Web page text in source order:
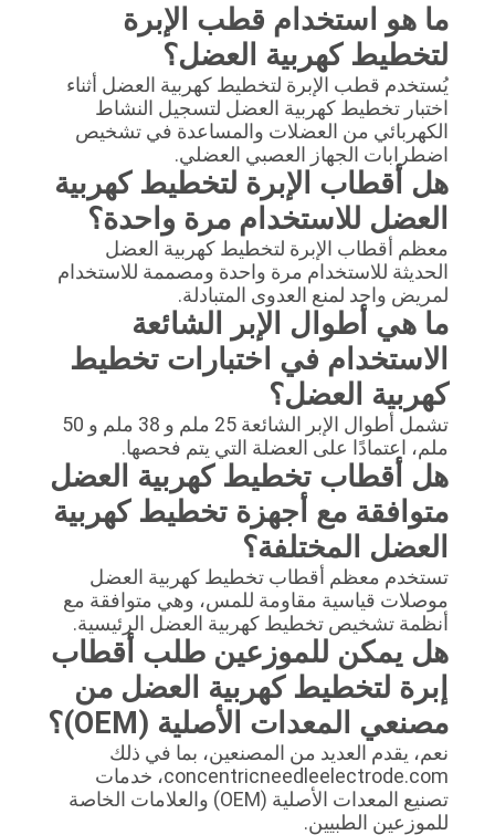
ما هو استخدام قطب الإبرة
لتخطيط كهربية العضل؟
يُستخدم قطب الإبرة لتخطيط كهربية العضل أثناء
اختبار تخطيط كهربية العضل لتسجيل النشاط
الكهربائي من العضلات والمساعدة في تشخيص
اضطرابات الجهاز العصبي العضلي.
هل أقطاب الإبرة لتخطيط كهربية
العضل للاستخدام مرة واحدة؟
معظم أقطاب الإبرة لتخطيط كهربية العضل
الحديثة للاستخدام مرة واحدة ومصممة للاستخدام
لمريض واحد لمنع العدوى المتبادلة.
ما هي أطوال الإبر الشائعة
الاستخدام في اختبارات تخطيط
كهربية العضل؟
تشمل أطوال الإبر الشائعة 25 ملم و 38 ملم و 50
ملم، اعتمادًا على العضلة التي يتم فحصها.
هل أقطاب تخطيط كهربية العضل
متوافقة مع أجهزة تخطيط كهربية
العضل المختلفة؟
تستخدم معظم أقطاب تخطيط كهربية العضل
موصلات قياسية مقاومة للمس، وهي متوافقة مع
أنظمة تشخيص تخطيط كهربية العضل الرئيسية.
هل يمكن للموزعين طلب أقطاب
إبرة لتخطيط كهربية العضل من
مصنعي المعدات الأصلية (OEM)؟
نعم، يقدم العديد من المصنعين، بما في ذلك
concentricneedleelectrode.com، خدمات
تصنيع المعدات الأصلية (OEM) والعلامات الخاصة
للموزعين الطبيين.